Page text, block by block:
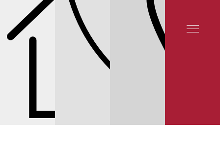
СЕРВИС INFINITI Q70
ЗАМЕНА ТОРМОЗНЫХ КОЛОДОК
INFINITI Q70 РЕЙТИНГ 5★ НА ЯНДЕКСЕ 12 000 ОТЗЫВОВ